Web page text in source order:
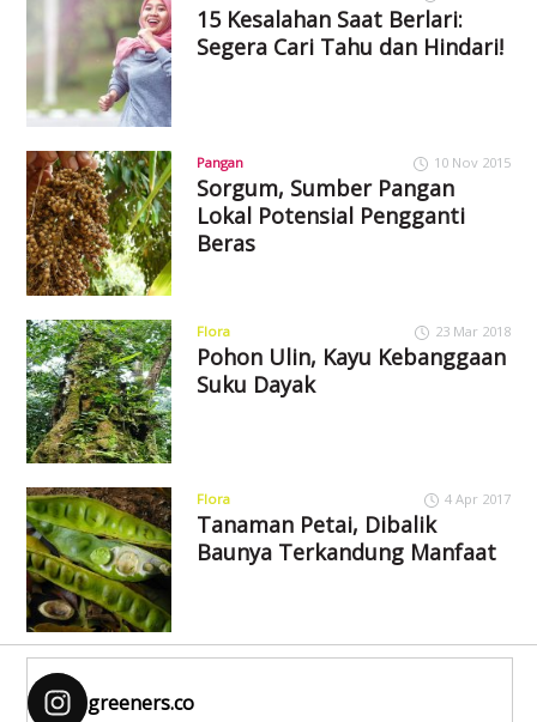
15 Kesalahan Saat Berlari:
Segera Cari Tahu dan Hindari!
Pangan 10 Nov 2015
Sorgum, Sumber Pangan
Lokal Potensial Pengganti
Beras
Flora 23 Mar 2018
Pohon Ulin, Kayu Kebanggaan
Suku Dayak
Flora 4 Apr 2017
Tanaman Petai, Dibalik
Baunya Terkandung Manfaat
greeners.co